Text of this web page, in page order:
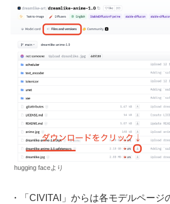
hugging faceより
・「CIVITAI」からは各モデルページ